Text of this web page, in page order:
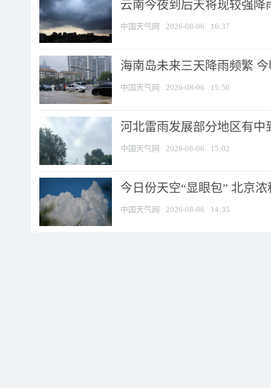
云南今夜到后天将现较强降
中国天气网 2026-08-06 16:37
海南岛未来三天降雨频繁
中国天气网 2026-08-06 15:50
河北雷雨发展部分地区有中
中国天气网 2026-08-06 15:02
今日份天空“显眼包” 北京
中国天气网 2026-08-06 14:35